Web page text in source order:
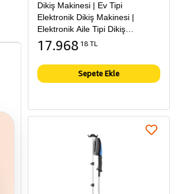
Dikiş Makinesi | Ev Tipi
Elektronik Dikiş Makinesi |
Elektronik Aile Tipi Dikiş
Makinesi
17.968 18 TL
Sepete Ekle